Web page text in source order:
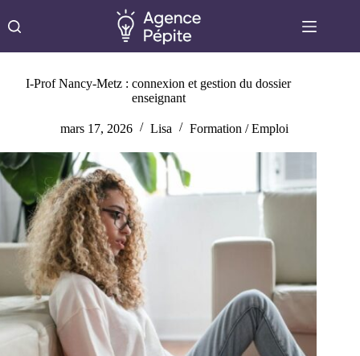
au
contenu
I-Prof Nancy-Metz : connexion et gestion du dossier
enseignant
mars 17, 2026 Lisa Formation / Emploi